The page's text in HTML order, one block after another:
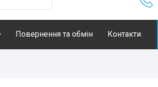
Повернення та обмін Контакти